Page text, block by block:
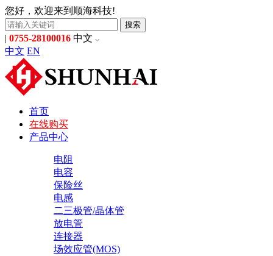
您好，欢迎来到顺海科技!
搜索
| 0755-28100016 中文
中文 EN
首页
在线购买
产品中心
电阻
电容
保险丝
电感
二三极管/晶体管
放电管
连接器
场效应管(MOS)